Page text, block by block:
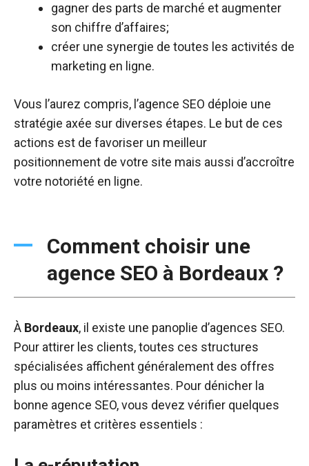
gagner des parts de marché et augmenter
son chiffre d’affaires;
créer une synergie de toutes les activités de
marketing en ligne.
Vous l’aurez compris, l’agence SEO déploie une
stratégie axée sur diverses étapes. Le but de ces
actions est de favoriser un meilleur
positionnement de votre site mais aussi d’accroître
votre notoriété en ligne.
Comment choisir une
agence SEO à Bordeaux ?
À Bordeaux, il existe une panoplie d’agences SEO.
Pour attirer les clients, toutes ces structures
spécialisées affichent généralement des offres
plus ou moins intéressantes. Pour dénicher la
bonne agence SEO, vous devez vérifier quelques
paramètres et critères essentiels :